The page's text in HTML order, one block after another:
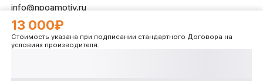
13 000₽
Стоимость указана при подписании стандартного Договора на
условиях производителя.
info@npoamotiv.ru
Разработано вWEBCETERA